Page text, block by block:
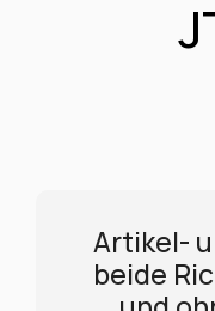
Artikel-
beide